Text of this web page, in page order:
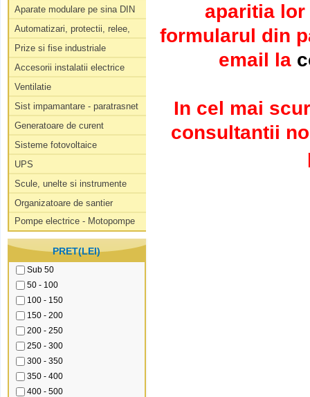
Aparate modulare pe sina DIN
Automatizari, protectii, relee,
Prize si fise industriale
Accesorii instalatii electrice
Ventilatie
Sist impamantare - paratrasnet
Generatoare de curent
Sisteme fotovoltaice
UPS
Scule, unelte si instrumente
Organizatoare de santier
Pompe electrice - Motopompe
PRET(LEI)
Sub 50
50 - 100
100 - 150
150 - 200
200 - 250
250 - 300
300 - 350
350 - 400
400 - 500
aparitia lor
formularul din
email la
In cel mai
consultantii